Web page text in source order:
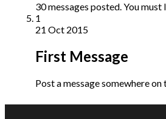
30 messages posted. You must
1
21 Oct 2015
First Message
Post a message somewhere